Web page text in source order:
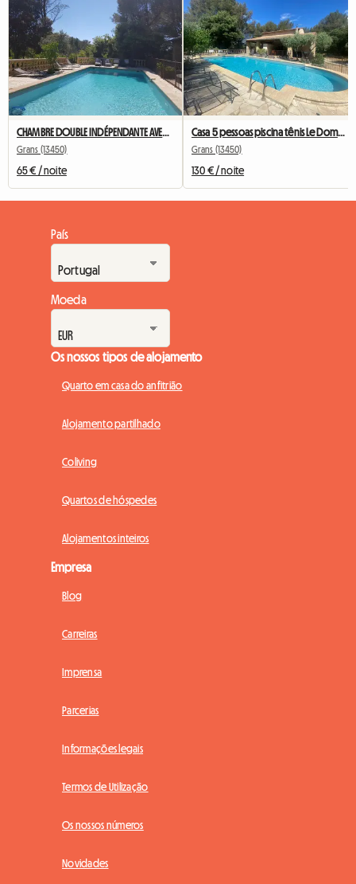
CHAMBRE DOUBLE INDÉPENDANTE AVEC TERRASSE ET CUISINE D’ÉTÉ
Grans (13450)
65 € / noite
Casa 5 pessoas piscina tênis Le Domaine d'Alèzen
Grans (13450)
130 € / noite
País
Moeda
Os nossos tipos de alojamento
Quarto em casa do anfitrião
Alojamento partilhado
Coliving
Quartos de hóspedes
Alojamentos inteiros
Empresa
Blog
Carreiras
Imprensa
Parcerias
Informações legais
Termos de Utilização
Os nossos números
Novidades